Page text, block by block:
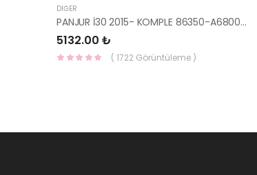
DIĞER
PANJUR İ30 2015- KOMPLE 86350-A6800-YS
5132.00 ₺
( 1722 Görüntüleme )